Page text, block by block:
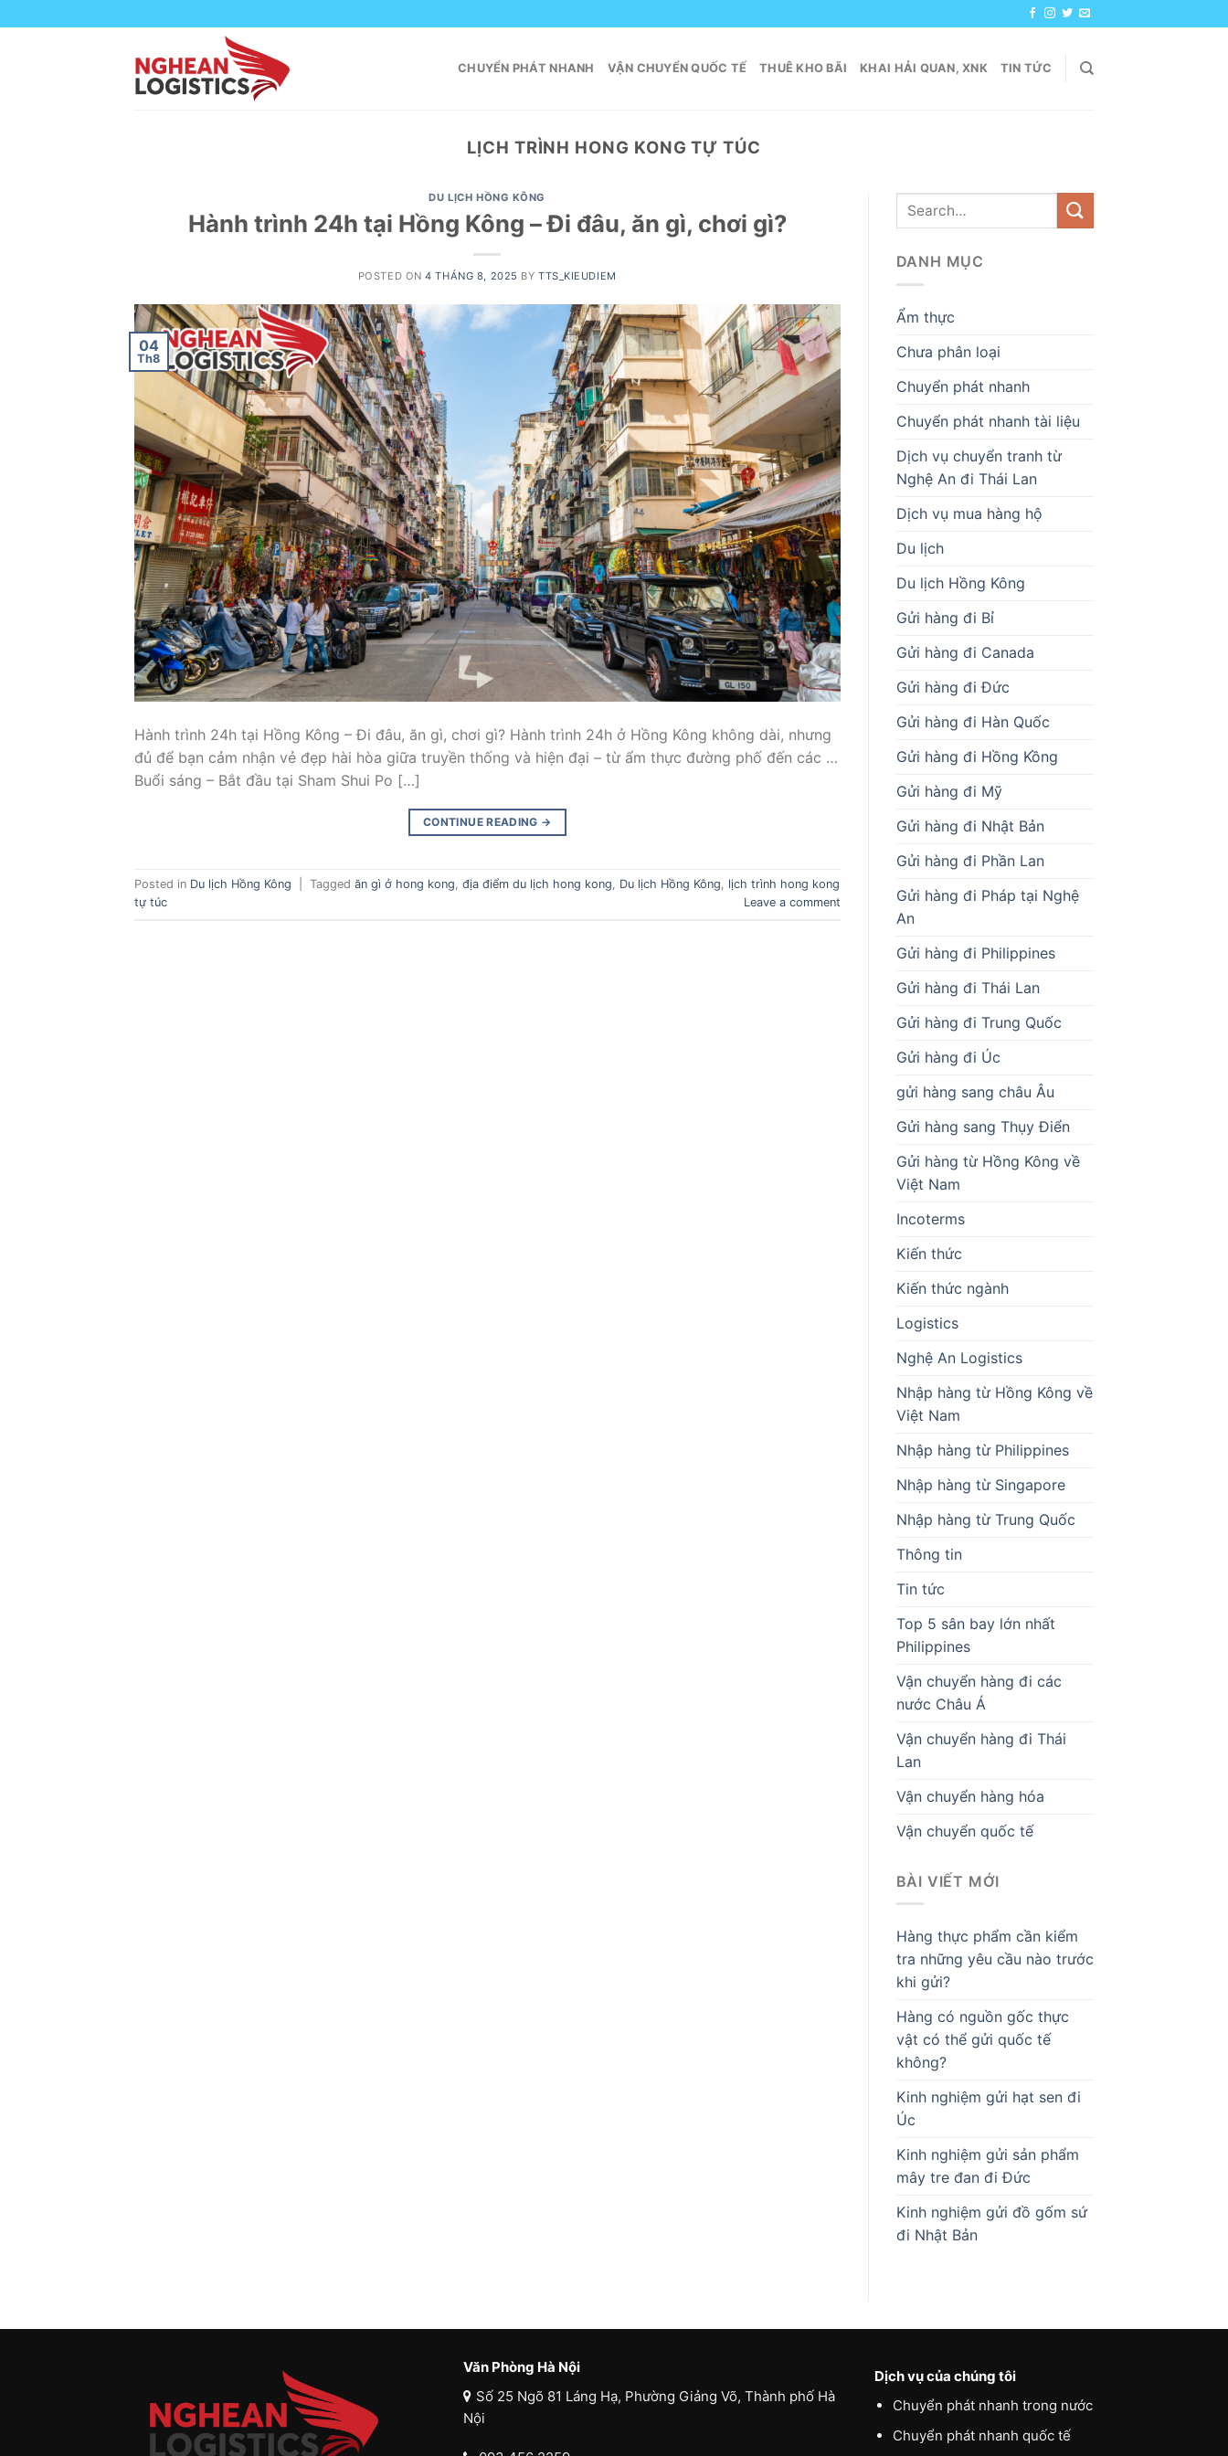
to
CHUYỂN PHÁT NHANH VẬN CHUYỂN QUỐC TẾ THUÊ KHO BÃI KHAI HẢI QUAN, XNK TIN TỨC
LỊCH TRÌNH HONG KONG TỰ TÚC
DU LỊCH HỒNG KÔNG
Hành trình 24h tại Hồng Kông – Đi đâu, ăn gì, chơi gì?
POSTED ON4 THÁNG 8, 2025 BYTTS_KIEUDIEM
04
Th8
Hành trình 24h tại Hồng Kông – Đi đâu, ăn gì, chơi gì? Hành trình 24h ở Hồng Kông không dài, nhưng
đủ để bạn cảm nhận vẻ đẹp hài hòa giữa truyền thống và hiện đại – từ ẩm thực đường phố đến các …
Buổi sáng – Bắt đầu tại Sham Shui Po […]
CONTINUE READING →
Posted in Du lịch Hồng Kông Tagged ăn gì ở hong kong, địa điểm du lịch hong kong, Du lịch Hồng Kông, lịch trình hong kong
tự túc
Leave a comment
DANH MỤC
Ẩm thực
Chưa phân loại
Chuyển phát nhanh
Chuyển phát nhanh tài liệu
Dịch vụ chuyển tranh từ
Nghệ An đi Thái Lan
Dịch vụ mua hàng hộ
Du lịch
Du lịch Hồng Kông
Gửi hàng đi Bỉ
Gửi hàng đi Canada
Gửi hàng đi Đức
Gửi hàng đi Hàn Quốc
Gửi hàng đi Hồng Kồng
Gửi hàng đi Mỹ
Gửi hàng đi Nhật Bản
Gửi hàng đi Phần Lan
Gửi hàng đi Pháp tại Nghệ
An
Gửi hàng đi Philippines
Gửi hàng đi Thái Lan
Gửi hàng đi Trung Quốc
Gửi hàng đi Úc
gửi hàng sang châu Âu
Gửi hàng sang Thụy Điển
Gửi hàng từ Hồng Kông về
Việt Nam
Incoterms
Kiến thức
Kiến thức ngành
Logistics
Nghệ An Logistics
Nhập hàng từ Hồng Kông về
Việt Nam
Nhập hàng từ Philippines
Nhập hàng từ Singapore
Nhập hàng từ Trung Quốc
Thông tin
Tin tức
Top 5 sân bay lớn nhất
Philippines
Vận chuyển hàng đi các
nước Châu Á
Vận chuyển hàng đi Thái
Lan
Vận chuyển hàng hóa
Vận chuyển quốc tế
BÀI VIẾT MỚI
Hàng thực phẩm cần kiểm
tra những yêu cầu nào trước
khi gửi?
Hàng có nguồn gốc thực
vật có thể gửi quốc tế
không?
Kinh nghiệm gửi hạt sen đi
Úc
Kinh nghiệm gửi sản phẩm
mây tre đan đi Đức
Kinh nghiệm gửi đồ gốm sứ
đi Nhật Bản
Văn Phòng Hà Nội
Số 25 Ngõ 81 Láng Hạ, Phường Giảng Võ, Thành phố Hà
Nội
Dịch vụ của chúng tôi
Chuyển phát nhanh trong nước
Chuyển phát nhanh quốc tế